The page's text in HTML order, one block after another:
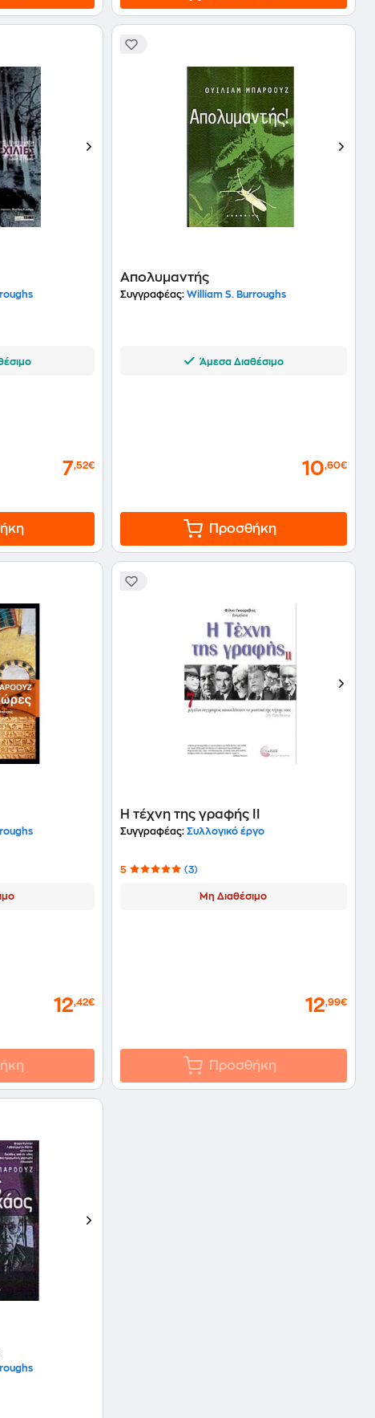
7,52€
Απολυμαντής
Συγγραφέας:William S. Burroughs
Άμεσα Διαθέσιμο
10,60€
Προσθήκη
12,42€
Η τέχνη της γραφής ΙΙ
Συγγραφέας:Συλλογικό έργο
5 (3)
Μη Διαθέσιμο
12,99€
Προσθήκη